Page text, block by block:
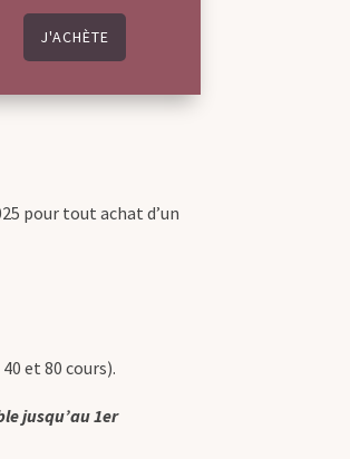
J'ACHÈTE
pour tout achat d’un
et 80 cours).
jusqu’au 1er